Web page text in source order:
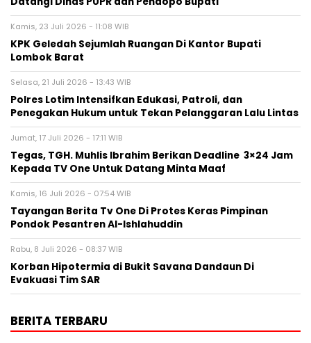
Kamis, 23 Juli 2026 - 11:08 WIB
KPK Geledah Sejumlah Ruangan Di Kantor Bupati
Lombok Barat
Selasa, 21 Juli 2026 - 13:43 WIB
Polres Lotim Intensifkan Edukasi, Patroli, dan
Penegakan Hukum untuk Tekan Pelanggaran Lalu Lintas
Jumat, 17 Juli 2026 - 17:11 WIB
Tegas, TGH. Muhlis Ibrahim Berikan Deadline 3×24 Jam
Kepada TV One Untuk Datang Minta Maaf
Kamis, 16 Juli 2026 - 07:54 WIB
Tayangan Berita Tv One Di Protes Keras Pimpinan
Pondok Pesantren Al-Ishlahuddin
Rabu, 8 Juli 2026 - 08:37 WIB
Korban Hipotermia di Bukit Savana Dandaun Di
Evakuasi Tim SAR
BERITA TERBARU